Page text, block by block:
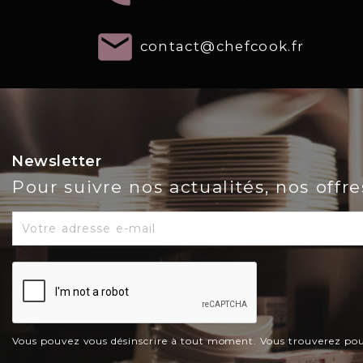
email contact@chefcook.fr
Newsletter
Pour suivre nos actualités, nos
Vous pouvez vous désinscrire à tout moment. Vous trouverez